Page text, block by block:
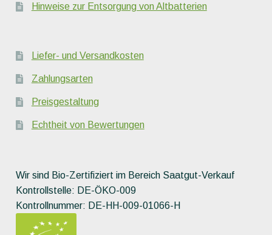
Hinweise zur Entsorgung von Altbatterien
Liefer- und Versandkosten
Zahlungsarten
Preisgestaltung
Echtheit von Bewertungen
Wir sind Bio-Zertifiziert im Bereich Saatgut-Verkauf
Kontrollstelle: DE-ÖKO-009
Kontrollnummer: DE-HH-009-01066-H